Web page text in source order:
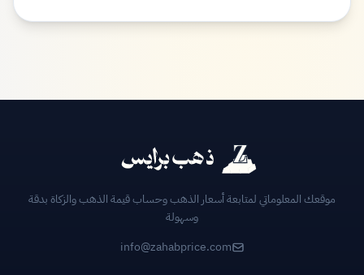
موقعك المعلوماتي لمتابعة أسعار الذهب وحساب قيمة الذهب والزكاة بدقة
وسهولة
info@zahabprice.com